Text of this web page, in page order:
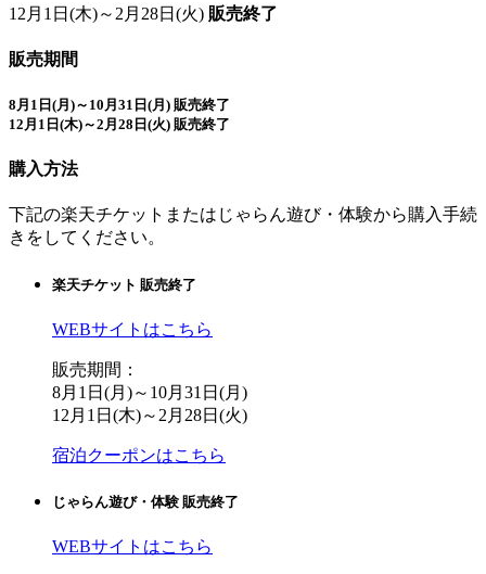
12月1日(木)～2月28日(火) 販売終了
販売期間
8月1日(月)～10月31日(月) 販売終了
12月1日(木)～2月28日(火) 販売終了
購入方法
下記の楽天チケットまたはじゃらん遊び・体験から購入手続
きをしてください。
楽天チケット 販売終了
WEBサイトはこちら
販売期間：
8月1日(月)～10月31日(月)
12月1日(木)～2月28日(火)
宿泊クーポンはこちら
じゃらん遊び・体験 販売終了
WEBサイトはこちら